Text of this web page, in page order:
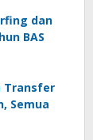
dan
BAS
Transfer
Semua